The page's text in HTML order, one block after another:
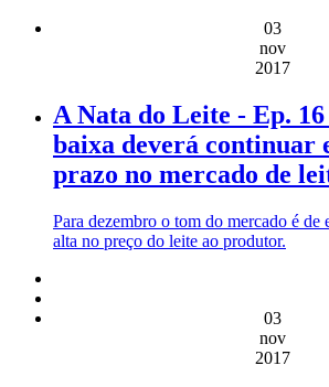
03
nov
2017
A Nata do Leite - Ep. 16
baixa deverá continuar
prazo no mercado de
Para dezembro o tom do mercado é de
alta no preço do leite ao produtor.
03
nov
2017